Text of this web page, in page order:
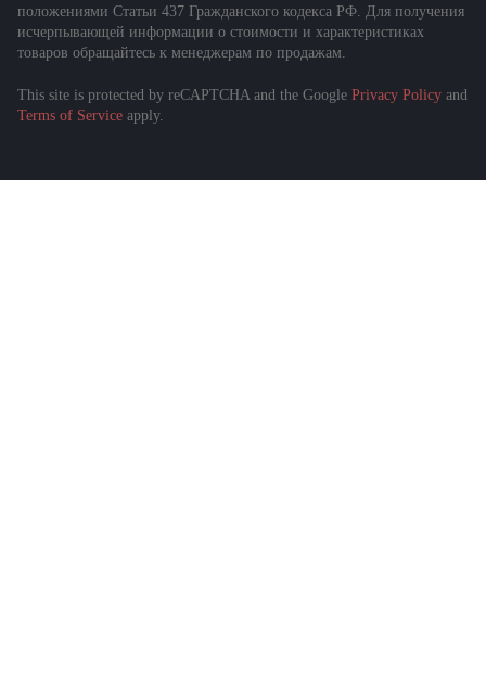
положениями Статьи 437 Гражданского кодекса РФ. Для получения
исчерпывающей информации о стоимости и характеристиках
товаров обращайтесь к менеджерам по продажам.
This site is protected by reCAPTCHA and the Google Privacy Policy and
Terms of Service apply.